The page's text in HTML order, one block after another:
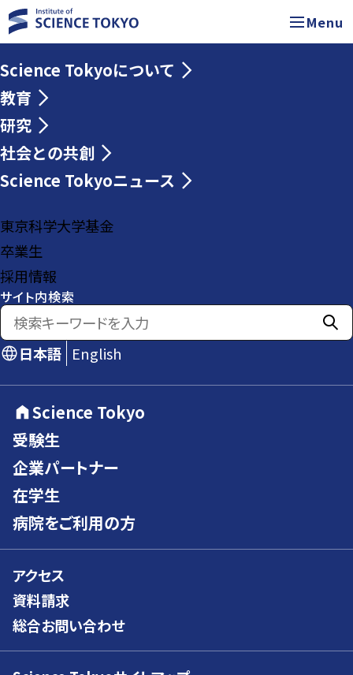
Menu
Science Tokyoについて
教育
研究
社会との共創
Science Tokyoニュース
東京科学大学基金
卒業生
採用情報
サイト内検索
日本語 English
Science Tokyo
受験生
企業パートナー
在学生
病院をご利用の方
アクセス
資料請求
総合お問い合わせ